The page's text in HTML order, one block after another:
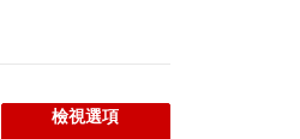
檢視選項